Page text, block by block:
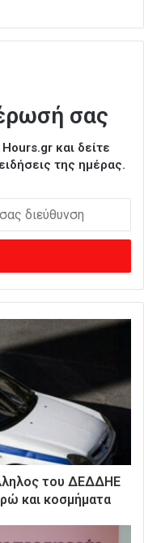
σας
και δείτε
της ημέρας.
του ΔΕΔΔΗΕ
και κοσμήματα